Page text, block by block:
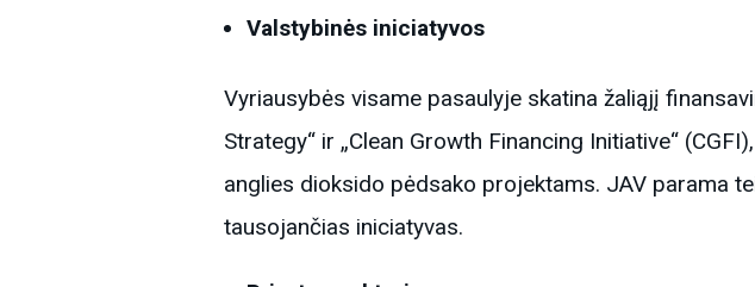
Valstybinės iniciatyvos
Vyriausybės visame pasaulyje skatina žaliąjį
Strategy“ ir „Clean Growth Financing Initiative“
anglies dioksido pėdsako projektams. JAV parama
tausojančias iniciatyvas.